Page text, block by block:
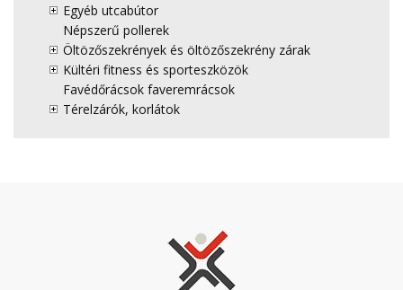
Egyéb utcabútor
Népszerű pollerek
Öltözőszekrények és öltözőszekrény zárak
Kültéri fitness és sporteszközök
Favédőrácsok faveremrácsok
Térelzárók, korlátok